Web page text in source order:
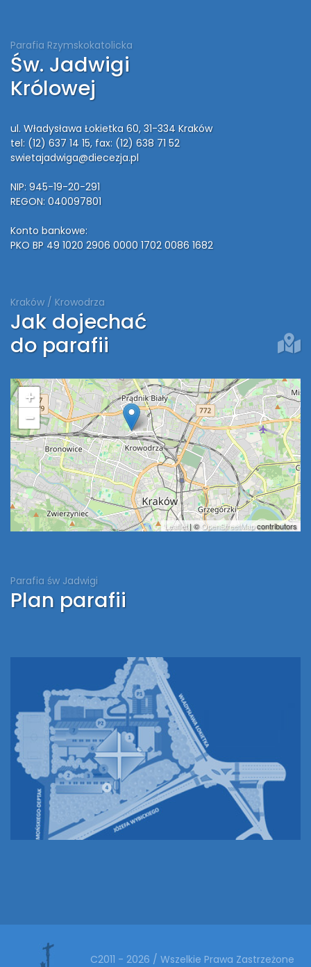
Parafia Rzymskokatolicka
Św. Jadwigi
Królowej
ul. Władysława Łokietka 60, 31-334 Kraków
tel: (12) 637 14 15, fax: (12) 638 71 52
swietajadwiga@diecezja.pl
NIP: 945-19-20-291
REGON: 040097801
Konto bankowe:
PKO BP 49 1020 2906 0000 1702 0086 1682
Kraków / Krowodrza
Jak dojechać
do parafii
+
−
Leaflet| © OpenStreetMapcontributors
Parafia św Jadwigi
Plan parafii
C2011 - 2026 / Wszelkie Prawa Zastrzeżone